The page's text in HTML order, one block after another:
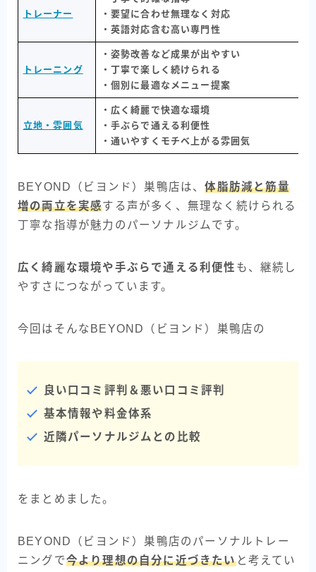
トレーナー
・要望に合わせ無理なく対応
・英語対応含む高い専門性
トレーニング
・姿勢改善など成果が出やすい
・丁寧で楽しく続けられる
・個別に最適なメニュー提案
立地・雰囲気
・広く綺麗で快適な環境
・手ぶらで通える利便性
・通いやすくモチベ上がる雰囲気
BEYOND（ビヨンド）巣鴨店は、体脂肪減と筋量
増の両立を実感する声が多く、無理なく続けられる
丁寧な指導が魅力のパーソナルジムです。
広く綺麗な環境や手ぶらで通える利便性 も、継続し
やすさにつながっています。
今回はそんなBEYOND（ビヨンド）巣鴨店の
良い口コミ評判＆悪い口コミ評判
基本情報や料金体系
近隣パーソナルジムとの比較
をまとめました。
BEYOND（ビヨンド）巣鴨店のパーソナルトレー
ニングで今より理想の自分に近づきたいと考えてい